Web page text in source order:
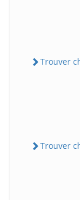
Trouver
Trouver